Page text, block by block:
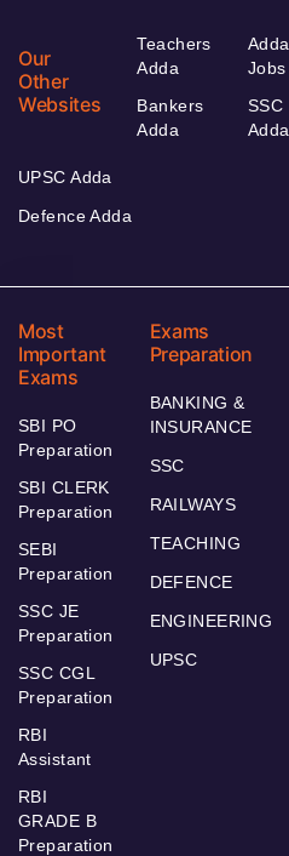
Our
Other
Websites
Teachers
Adda
Bankers
Adda
Adda
Jobs
SSC
Adda
UPSC Adda
Defence Adda
Most
Important
Exams
SBI PO
Preparation
SBI CLERK
Preparation
SEBI
Preparation
SSC JE
Preparation
SSC CGL
Preparation
RBI
Assistant
RBI
GRADE B
Preparation
Exams
Preparation
BANKING &
INSURANCE
SSC
RAILWAYS
TEACHING
DEFENCE
ENGINEERING
UPSC